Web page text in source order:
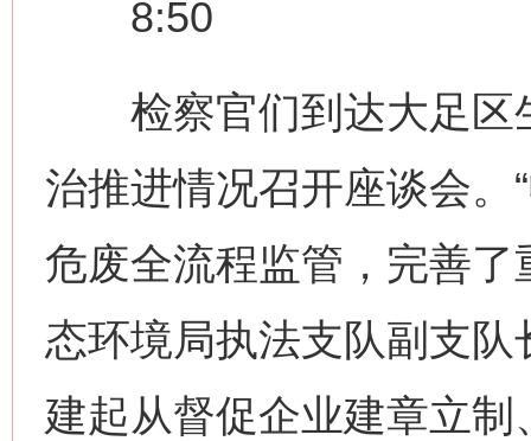
8:50
检察官们到达大足区
治推进情况召开座谈会。
危废全流程监管，完善了
态环境局执法支队副支
建起从督促企业建章立